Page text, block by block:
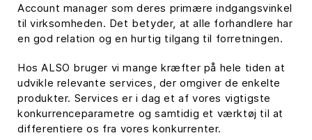
Account manager som deres primære indgangsvinkel
til virksomheden. Det betyder, at alle forhandlere har
en god relation og en hurtig tilgang til forretningen.
Hos ALSO bruger vi mange kræfter på hele tiden at
udvikle relevante services, der omgiver de enkelte
produkter. Services er i dag et af vores vigtigste
konkurrenceparametre og samtidig et værktøj til at
differentiere os fra vores konkurrenter.